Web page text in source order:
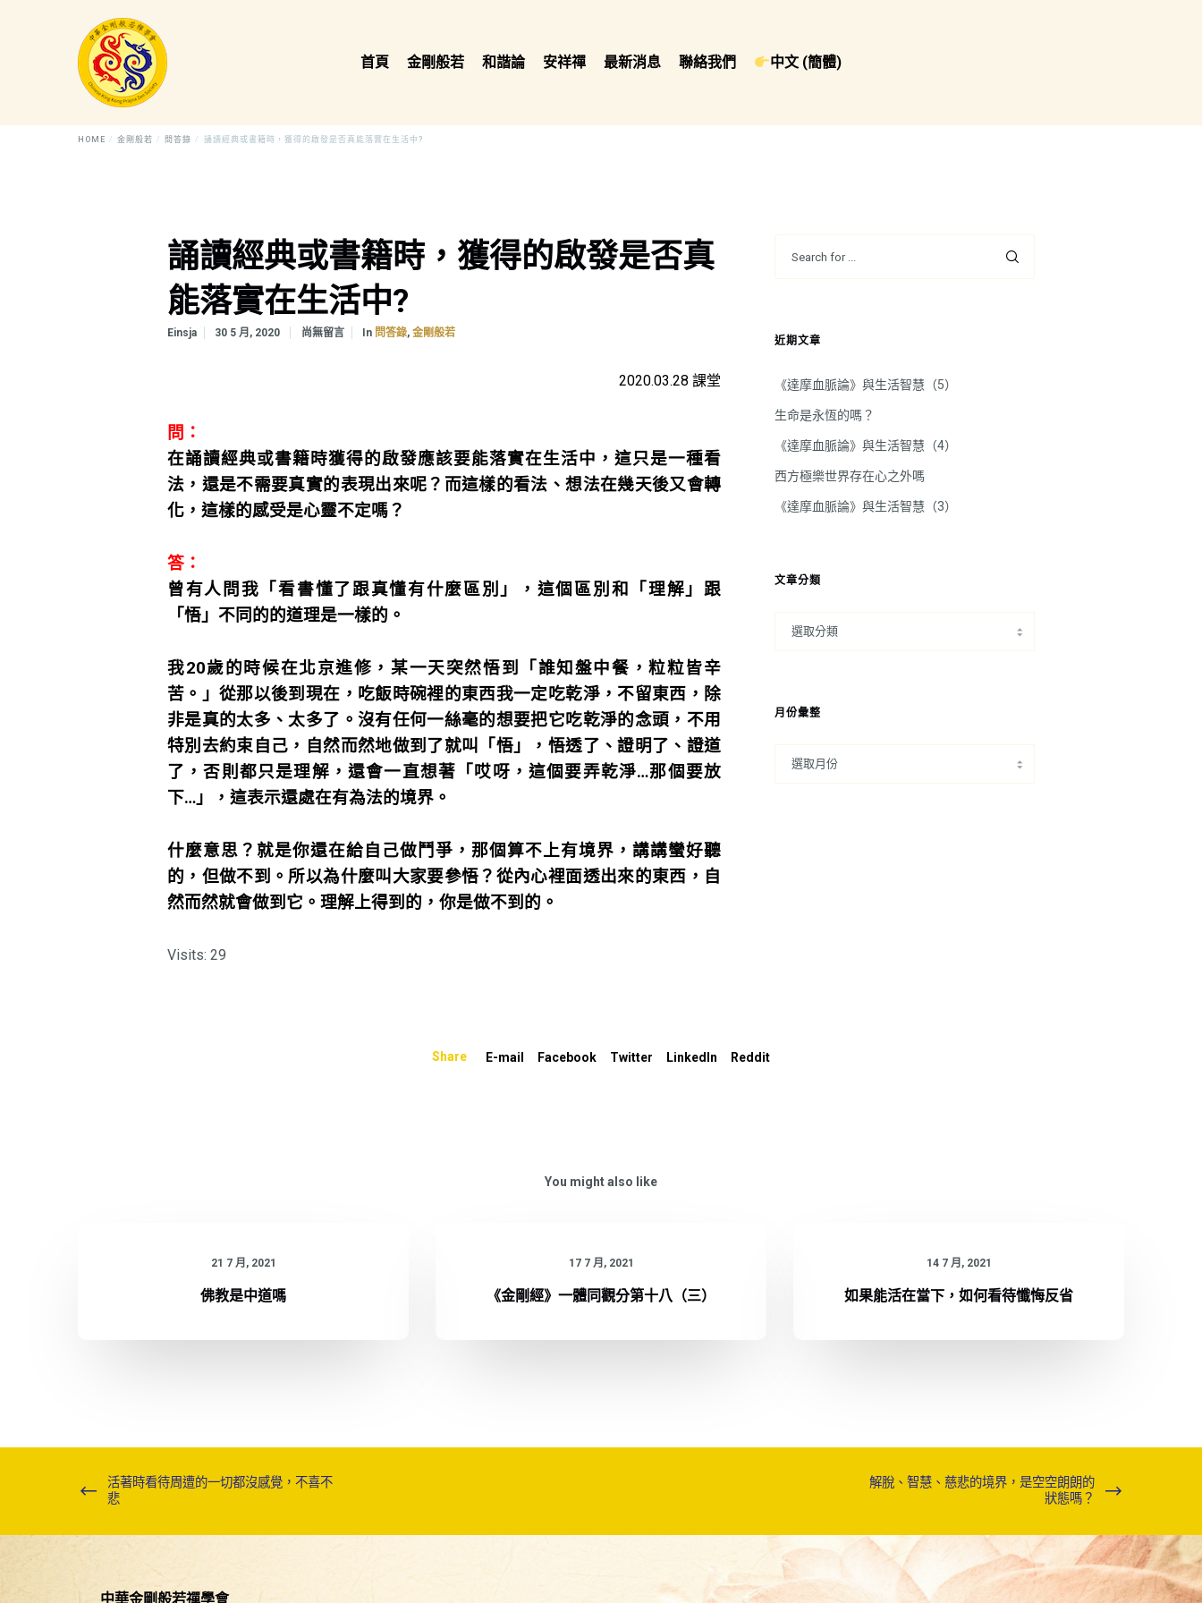
首頁 金剛般若 和諧論 安祥禪 最新消息 聯絡我們 中文 (簡體)
HOME 金剛般若 問答錄 誦讀經典或書籍時，獲得的啟發是否真能落實在生活中?
誦讀經典或書籍時，獲得的啟發是否真
能落實在生活中?
Einsja 30 5 月, 2020 尚無留言 In 問答錄,金剛般若
2020.03.28 課堂
問：
在誦讀經典或書籍時獲得的啟發應該要能落實在生活中，這只是一種看
法，還是不需要真實的表現出來呢？而這樣的看法、想法在幾天後又會轉
化，這樣的感受是心靈不定嗎？
答：
曾有人問我「看書懂了跟真懂有什麼區別」，這個區別和「理解」跟
「悟」不同的的道理是一樣的。
我20歲的時候在北京進修，某一天突然悟到「誰知盤中餐，粒粒皆辛
苦。」從那以後到現在，吃飯時碗裡的東西我一定吃乾淨，不留東西，除
非是真的太多、太多了。沒有任何一絲毫的想要把它吃乾淨的念頭，不用
特別去約束自己，自然而然地做到了就叫「悟」，悟透了、證明了、證道
了，否則都只是理解，還會一直想著「哎呀，這個要弄乾淨…那個要放
下…」，這表示還處在有為法的境界。
什麼意思？就是你還在給自己做鬥爭，那個算不上有境界，講講蠻好聽
的，但做不到。所以為什麼叫大家要參悟？從內心裡面透出來的東西，自
然而然就會做到它。理解上得到的，你是做不到的。
Visits: 29
近期文章
《達摩血脈論》與生活智慧（5）
生命是永恆的嗎？
《達摩血脈論》與生活智慧（4）
西方極樂世界存在心之外嗎
《達摩血脈論》與生活智慧（3）
文章分類
月份彙整
Share E-mail Facebook Twitter LinkedIn Reddit
You might also like
21 7 月, 2021
佛教是中道嗎
17 7 月, 2021
《金剛經》一體同觀分第十八（三）
14 7 月, 2021
如果能活在當下，如何看待懺悔反省
活著時看待周遭的一切都沒感覺，不喜不
悲
解脫、智慧、慈悲的境界，是空空朗朗的
狀態嗎？
中華金剛般若禪學會